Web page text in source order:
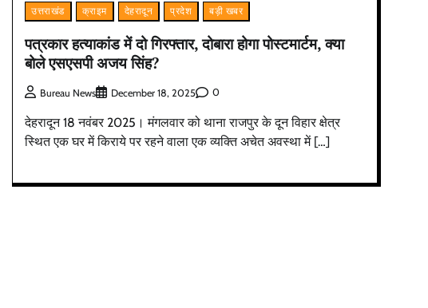
उत्तराखंड क्राइम देहरादून प्रदेश बड़ी खबर
पत्रकार हत्याकांड में दो गिरफ्तार, दोबारा होगा पोस्टमार्टम, क्या
बोले एसएसपी अजय सिंह?
Bureau News December 18, 2025 0
देहरादून 18 नवंबर 2025। मंगलवार को थाना राजपुर के दून विहार क्षेत्र
स्थित एक घर में किराये पर रहने वाला एक व्यक्ति अचेत अवस्था में […]